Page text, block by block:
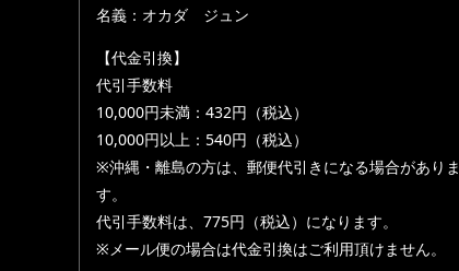
名義：オカダ ジュン
【代金引換】
代引手数料
10,000円未満：432円（税込）
10,000円以上：540円（税込）
※沖縄・離島の方は、郵便代引きになる場合がありま
す。
代引手数料は、775円（税込）になります。
※メール便の場合は代金引換はご利用頂けません。